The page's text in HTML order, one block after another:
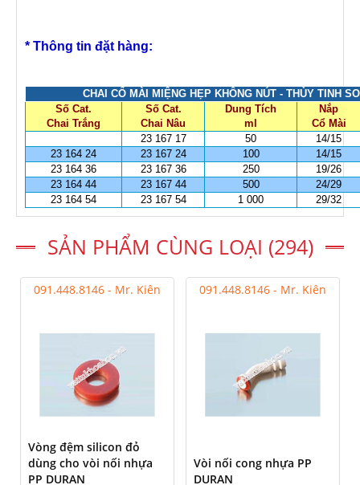
* Thông tin đặt hàng:
CHAI CỔ MÀI MIỆNG HẸP KHÔNG NÚT - THỦY TINH
Số Cat.
Chai Trắng
Số Cat.
Chai Nâu
Dung Tích
ml
Nắp
Cổ Mài
23 167 17
50
14/15
23 164 24
23 167 24 100
14/15
23 164 36
23 167 36 250
19/26
23 164 44
23 167 44 500
24/29
23 164 54
23 167 54 1 000 29/32
SẢN PHẨM CÙNG LOẠI (294)
091.448.8146 - Mr. Kiên
Vòng đệm silicon đỏ
dùng cho vòi nối nhựa
PP DURAN
091.448.8146 - Mr. Kiên
Vòi nối cong nhựa PP
DURAN